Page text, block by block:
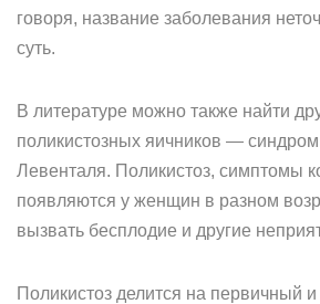
говоря, название заболевания
суть.
В литературе можно также найти
поликистозных яичников —
Левенталя. Поликистоз, симптомы
появляются у женщин в разном
вызвать бесплодие и другие
Поликистоз делится на первичный